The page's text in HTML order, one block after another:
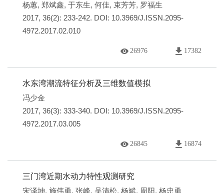
杨蕙, 郑斌鑫, 于东生, 何佳, 束芳芳, 罗福生
2017, 36(2): 233-242. DOI: 10.3969/J.ISSN.2095-
4972.2017.02.010
26976 17382
水东湾潮流特征分析及三维数值模拟
冯少金
2017, 36(3): 333-340. DOI: 10.3969/J.ISSN.2095-
4972.2017.03.005
26845 16874
三门湾近期水动力特性观测研究
宋泽坤, 施伟勇, 张峰, 吴清松, 杨斌, 周阳, 杨忠勇